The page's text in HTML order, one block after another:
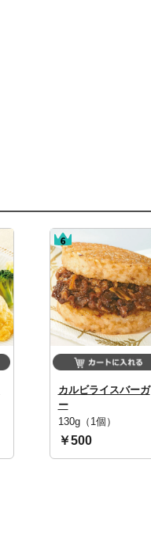
カルビライスバーガ
ー
130g（1個）
￥500